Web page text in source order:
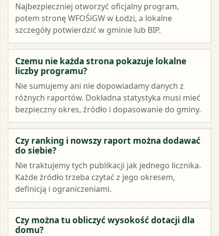
Najbezpieczniej otworzyć oficjalny program,
potem stronę WFOŚiGW w Łodzi, a lokalne
szczegóły potwierdzić w gminie lub BIP.
Czemu nie każda strona pokazuje lokalne
liczby programu?
Nie sumujemy ani nie dopowiadamy danych z
różnych raportów. Dokładna statystyka musi mieć
bezpieczny okres, źródło i dopasowanie do gminy.
Czy ranking i nowszy raport można dodawać
do siebie?
Nie traktujemy tych publikacji jak jednego licznika.
Każde źródło trzeba czytać z jego okresem,
definicją i ograniczeniami.
Czy można tu obliczyć wysokość dotacji dla
domu?